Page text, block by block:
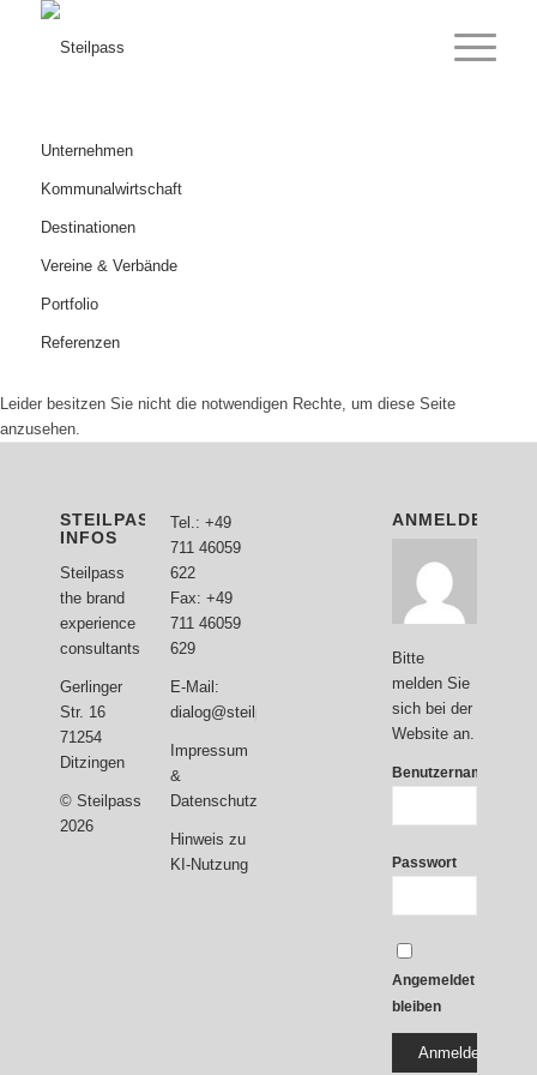
Unternehmen
Kommunalwirtschaft
Destinationen
Vereine & Verbände
Portfolio
Referenzen
Leider besitzen Sie nicht die notwendigen Rechte, um diese Seite
anzusehen.
STEILPASS
INFOS
Steilpass
the brand
experience
consultants
Gerlinger
Str. 16
71254
Ditzingen
© Steilpass
2026
Tel.: +49
711 46059
622
Fax: +49
711 46059
629
E-Mail:
dialog@steilpass.com
Impressum
&
Datenschutzerklärung
Hinweis zu
KI-Nutzung
ANMELDEN
Bitte
melden Sie
sich bei der
Website an.
Benutzername
Passwort
Angemeldet
bleiben